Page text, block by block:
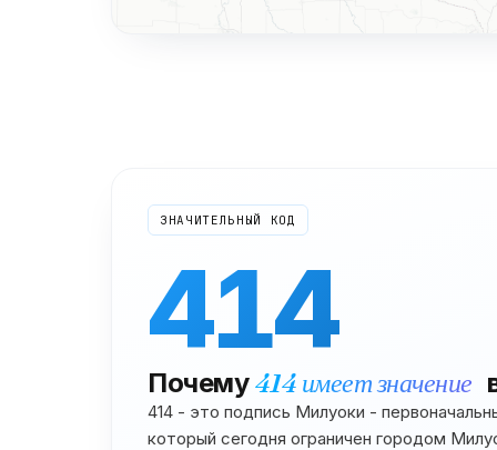
ЗНАЧИТЕЛЬНЫЙ КОД
414
Почему414 имеет значение
414 - это подпись Милуоки -
который сегодня ограничен городом